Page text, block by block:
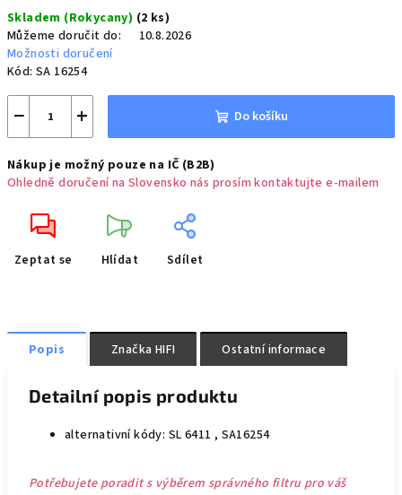
cena:
Skladem (Rokycany) (2 ks)
Můžeme doručit do:
10.8.2026
Možnosti doručení
Kód: SA 16254
+
− Do košíku
Nákup je možný pouze na IČ (B2B)
Ohledně doručení na Slovensko nás prosím kontaktujte e-mailem
Zeptat se Hlídat Sdílet
Popis Značka HIFI Ostatní informace
Detailní popis produktu
alternativní kódy: SL 6411 , SA16254
Potřebujete poradit s výběrem správného filtru pro váš